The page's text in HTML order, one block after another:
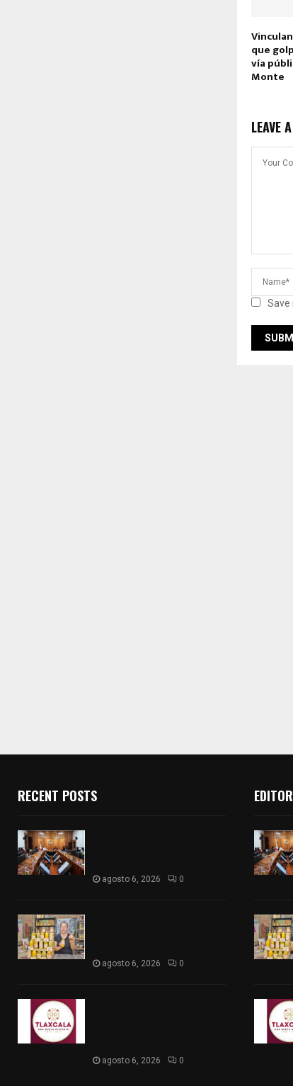
que
vía
Monte
LEAVE
Save
RECENT POSTS
agosto 6, 2026 0
agosto 6, 2026 0
agosto 6, 2026 0